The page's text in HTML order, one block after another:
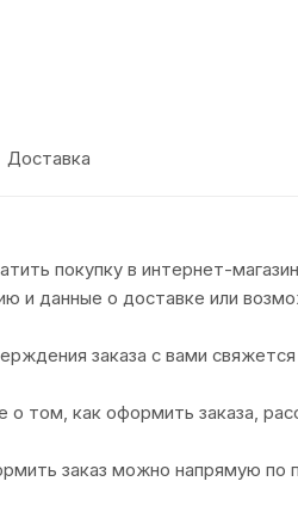
Доставка
покупку в интернет-
и данные о доставке или
заказа с вами
о том, как оформить заказа,
заказ можно напрямую по